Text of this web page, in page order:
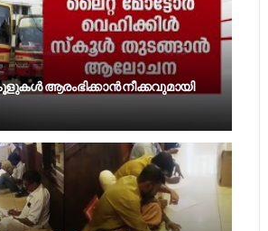
ആരംഭിക്കാൻ നീക്കവുമായി